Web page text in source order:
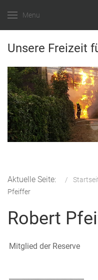
Menu
Unsere Freizeit
Aktuelle Seite:
Pfeiffer
Robert
Mitglied der Reserve